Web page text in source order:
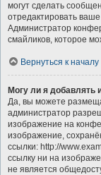
могут сделать
отредактировать
Администратор
смайликов, которое
Вернуться к началу
Могу ли я добавлять
Да, вы можете
администратор
изображение на
изображение,
ссылки: http://
ссылку ни на
не является